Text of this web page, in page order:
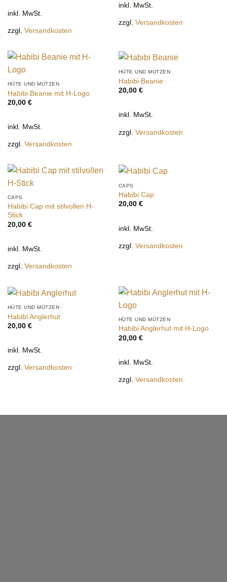
inkl. MwSt.
zzgl. Versandkosten
inkl. MwSt.
zzgl. Versandkosten
HÜTE UND MÜTZEN
Habibi Beanie mit H-Logo
20,00 €
inkl. MwSt.
zzgl. Versandkosten
HÜTE UND MÜTZEN
Habibi Beanie
20,00 €
inkl. MwSt.
zzgl. Versandkosten
CAPS
Habibi Cap mit stilvollen H-
Stick
20,00 €
inkl. MwSt.
zzgl. Versandkosten
CAPS
Habibi Cap
20,00 €
inkl. MwSt.
zzgl. Versandkosten
HÜTE UND MÜTZEN
Habibi Anglerhut
20,00 €
inkl. MwSt.
zzgl. Versandkosten
HÜTE UND MÜTZEN
Habibi Anglerhut mit H-Logo
20,00 €
inkl. MwSt.
zzgl. Versandkosten